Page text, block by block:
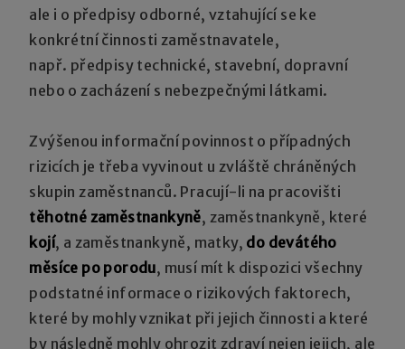
ale i o předpisy odborné, vztahující se ke
konkrétní činnosti zaměstnavatele,
např. předpisy technické, stavební, dopravní
nebo o zacházení s nebezpečnými látkami.
Zvýšenou informační povinnost o případných
rizicích je třeba vyvinout u zvláště chráněných
skupin zaměstnanců. Pracují-li na pracovišti
těhotné zaměstnankyně, zaměstnankyně, které
kojí, a zaměstnankyně, matky, do devátého
měsíce po porodu, musí mít k dispozici všechny
podstatné informace o rizikových faktorech,
které by mohly vznikat při jejich činnosti a které
by následně mohly ohrozit zdraví nejen jejich, ale